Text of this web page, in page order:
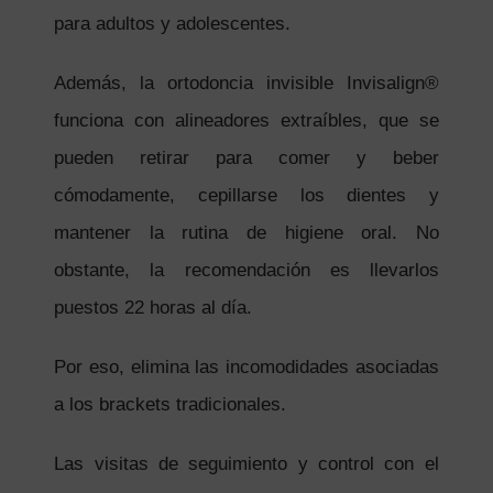
para adultos y adolescentes.
Además, la ortodoncia invisible Invisalign®
funciona con alineadores extraíbles, que se
pueden retirar para comer y beber
cómodamente, cepillarse los dientes y
mantener la rutina de higiene oral. No
obstante, la recomendación es llevarlos
puestos 22 horas al día.
Por eso, elimina las incomodidades asociadas
a los brackets tradicionales.
Las visitas de seguimiento y control con el